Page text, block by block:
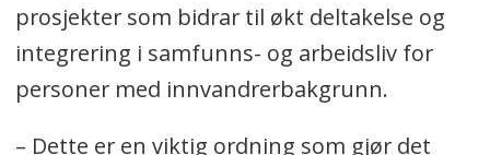
prosjekter som bidrar til økt deltakelse og
integrering i samfunns- og arbeidsliv for
personer med innvandrerbakgrunn.
– Dette er en viktig ordning som gjør det